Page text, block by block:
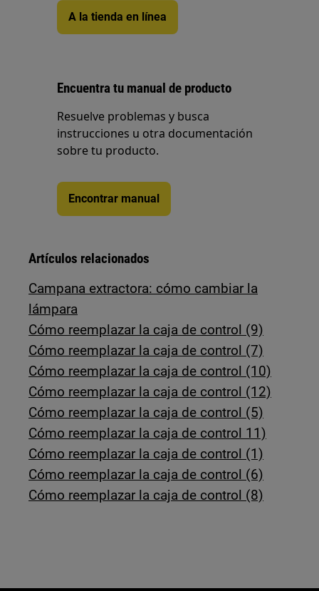
A la tienda en línea
Encuentra tu manual de producto
Resuelve problemas y busca
instrucciones u otra documentación
sobre tu producto.
Encontrar manual
Artículos relacionados
Campana extractora: cómo cambiar la
lámpara
Cómo reemplazar la caja de control (9)
Cómo reemplazar la caja de control (7)
Cómo reemplazar la caja de control (10)
Cómo reemplazar la caja de control (12)
Cómo reemplazar la caja de control (5)
Cómo reemplazar la caja de control 11)
Cómo reemplazar la caja de control (1)
Cómo reemplazar la caja de control (6)
Cómo reemplazar la caja de control (8)